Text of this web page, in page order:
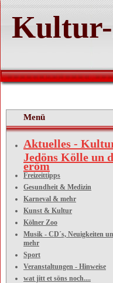
Kultur-
Menü
Aktuelles -
Jedöns Kölle un
eröm
Freizeittipps
Gesundheit & Medizin
Karneval & mehr
Kunst & Kultur
Kölner Zoo
Musik - CD´s, Neuigkeiten
mehr
Sport
Veranstaltungen - Hinweise
wat jitt et söns noch....